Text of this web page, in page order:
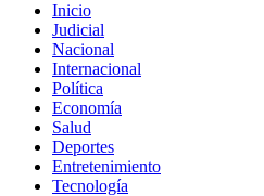
Inicio
Judicial
Nacional
Internacional
Política
Economía
Salud
Deportes
Entretenimiento
Tecnología